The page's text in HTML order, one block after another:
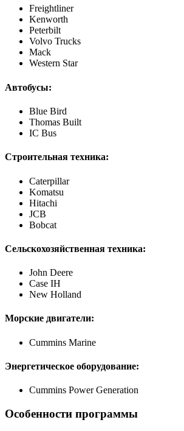
Freightliner
Kenworth
Peterbilt
Volvo Trucks
Mack
Western Star
Автобусы:
Blue Bird
Thomas Built
IC Bus
Строительная техника:
Caterpillar
Komatsu
Hitachi
JCB
Bobcat
Сельскохозяйственная техника:
John Deere
Case IH
New Holland
Морские двигатели:
Cummins Marine
Энергетическое оборудование:
Cummins Power Generation
Особенности программы